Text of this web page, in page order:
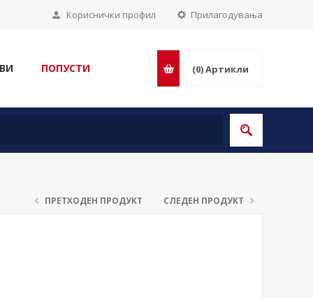
Прилагодувања
Кориснички профил
ПОПУСТИ (0)Артикли
ПРЕТХОДЕН ПРОДУКТ СЛЕДЕН ПРОДУКТ